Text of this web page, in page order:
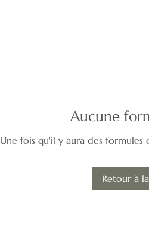
Aucune
Une fois qu'il y aura des formules
Retour à